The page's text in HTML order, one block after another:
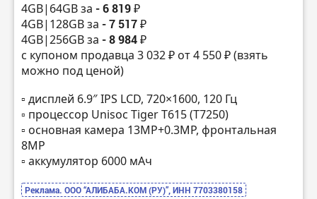
4GB|64GB за - 6 819 ₽
4GB|128GB за - 7 517 ₽
4GB|256GB за - 8 984 ₽
с купоном продавца 3 032 ₽ от 4 550 ₽ (взять
можно под ценой)
▫️ дисплей 6.9″ IPS LCD, 720×1600, 120 Гц
▫️ процессор Unisoc Tiger T615 (T7250)
▫️ основная камера 13МР+0.3MP, фронтальная
8МР
▫️ аккумулятор 6000 мАч
Реклама. ООО “АЛИБАБА.КОМ (РУ)”, ИНН 7703380158